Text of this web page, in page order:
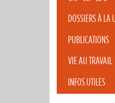
DOSSIERS À LA
PUBLICATIONS
VIE AU TRAVAIL
INFOS UTILES